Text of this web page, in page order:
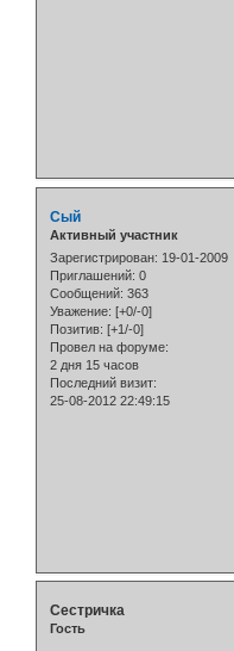
Сый
Активный участник
Зарегистрирован: 19-01-2009
Приглашений: 0
Сообщений: 363
Уважение: [+0/-0]
Позитив: [+1/-0]
Провел на форуме:
2 дня 15 часов
Последний визит:
25-08-2012 22:49:15
Сестричка
Гость